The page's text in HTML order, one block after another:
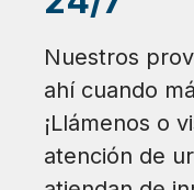
Nuestros
ahí cuando
¡Llámenos o
atención de